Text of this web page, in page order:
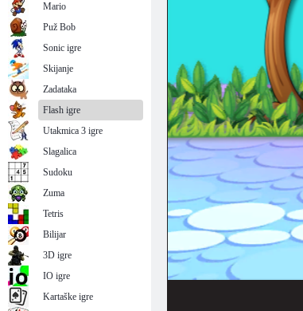
Mario
Puž Bob
Sonic igre
Skijanje
Zadataka
Flash igre
Utakmica 3 igre
Slagalica
Sudoku
Zuma
Tetris
Bilijar
3D igre
IO igre
Kartaške igre